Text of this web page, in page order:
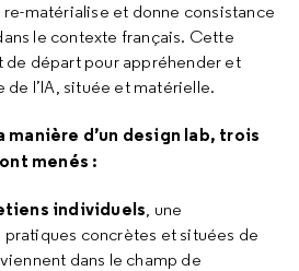
matérialise et donne consistance
le contexte français. Cette
de départ pour appréhender et
l’IA, située et matérielle.
d’un design lab, trois
menés :
individuels, une
concrètes et situées de
dans le champ de